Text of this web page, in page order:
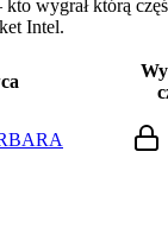
kto wygrał którą
Intel.